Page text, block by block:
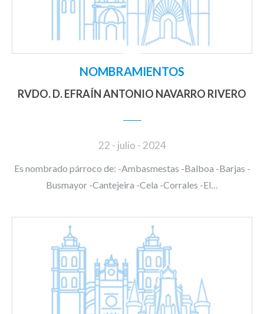
NOMBRAMIENTOS
RVDO. D. EFRAÍN ANTONIO NAVARRO RIVERO
22 - julio - 2024
Es nombrado párroco de: -Ambasmestas -Balboa -Barjas -
Busmayor -Cantejeira -Cela -Corrales -El…